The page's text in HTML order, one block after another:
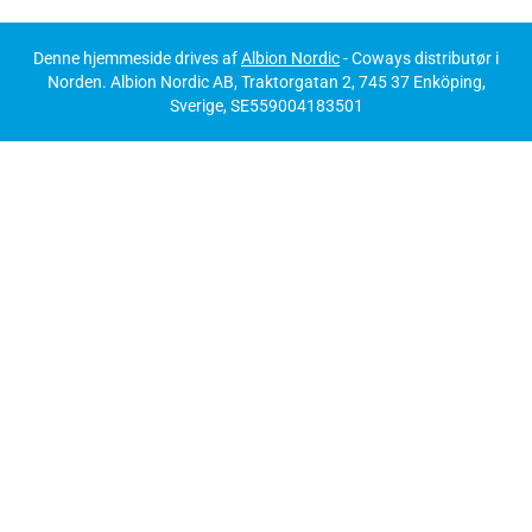
Denne hjemmeside drives afAlbion Nordic- Coways distributør i
Norden. Albion Nordic AB, Traktorgatan 2, 745 37 Enköping,
Sverige, SE559004183501